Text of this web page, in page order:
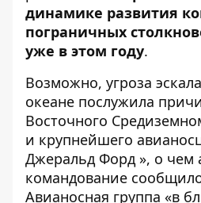
динамике развития
пограничных
уже в этом году.
Возможно, угроза
океане послужила
Восточного
и крупнейшего
Джеральд Форд », о чем
командование
Авианосная группа «в